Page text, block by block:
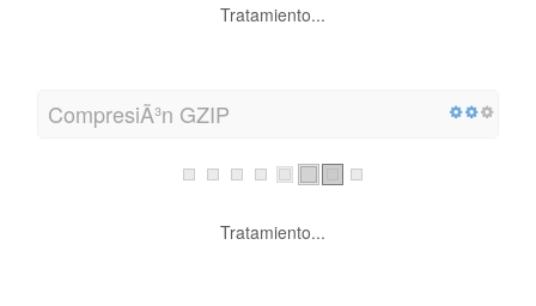
Tratamiento...
CompresiÃ³n GZIP
Tratamiento...